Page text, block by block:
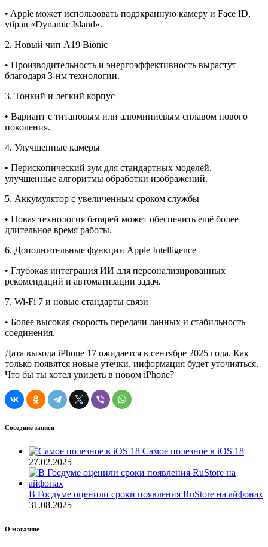
• Apple может использовать подэкранную камеру и Face ID,
убрав «Dynamic Island».
2. Новый чип A19 Bionic
• Производительность и энергоэффективность вырастут
благодаря 3-нм технологии.
3. Тонкий и легкий корпус
• Вариант с титановым или алюминиевым сплавом нового
поколения.
4. Улучшенные камеры
• Перископический зум для стандартных моделей,
улучшенные алгоритмы обработки изображений.
5. Аккумулятор с увеличенным сроком службы
• Новая технология батарей может обеспечить ещё более
длительное время работы.
6. Дополнительные функции Apple Intelligence
• Глубокая интеграция ИИ для персонализированных
рекомендаций и автоматизации задач.
7. Wi-Fi 7 и новые стандарты связи
• Более высокая скорость передачи данных и стабильность
соединения.
Дата выхода iPhone 17 ожидается в сентябре 2025 года. Как
только появятся новые утечки, информация будет уточняться.
Что бы ты хотел увидеть в новом iPhone?
Соседние записи
Самое полезное в iOS 18
27.02.2025
В Госдуме оценили сроки появления RuStore на айфонах
31.08.2025
О магазине